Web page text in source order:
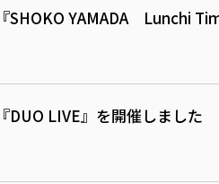
YAMADA Lunchi
LIVE』を開催しました